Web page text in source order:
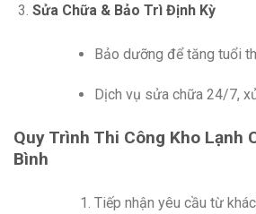
Sửa Chữa & Bảo Trì Định Kỳ
Bảo dưỡng để tăng tuổi
Dịch vụ sửa chữa 24/7,
Quy Trình Thi Công Kho Lạnh
Bình
Tiếp nhận yêu cầu từ